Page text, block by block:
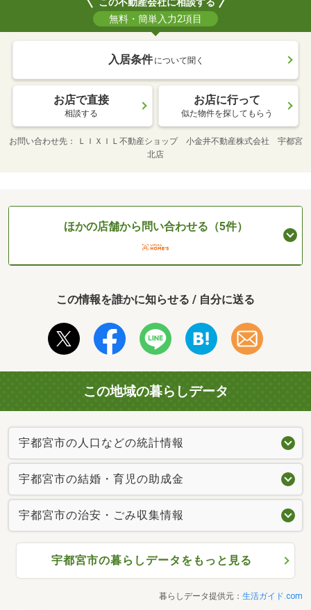
無料・簡単入力2項目
入居条件 について聞く
お店で直接
相談する
お店に行って
似た物件を探してもらう
お問い合わせ先
ＬＩＸＩＬ不動産ショップ 小金井不動産株式会社 宇都宮
北店
ほかの店舗から問い合わせる（5件）
この情報を誰かに知らせる / 自分に送る
この地域の暮らしデータ
宇都宮市の人口などの統計情報
宇都宮市の結婚・育児の助成金
宇都宮市の治安・ごみ収集情報
宇都宮市の暮らしデータをもっと見る
暮らしデータ提供元： 生活ガイド.com